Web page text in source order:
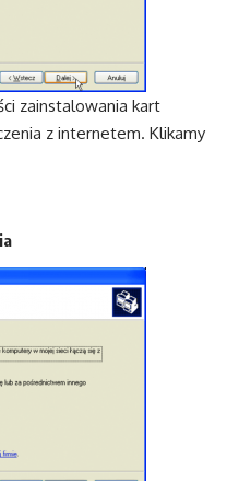
zainstalowania kart
z internetem. Klikamy